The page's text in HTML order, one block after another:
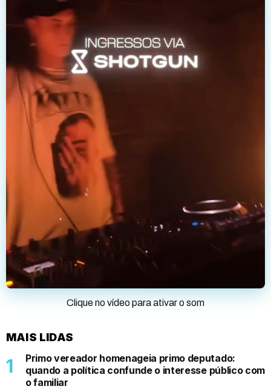
Clique no vídeo para ativar o som
MAIS LIDAS
Primo vereador homenageia primo deputado:
quando a política confunde o interesse público com
o familiar